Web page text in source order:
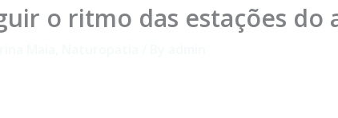
o ritmo das estações do